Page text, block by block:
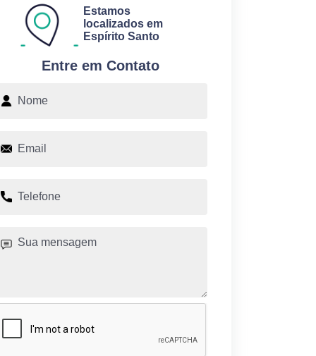
Entre em Contato
Estamos
localizados em
Espírito Santo